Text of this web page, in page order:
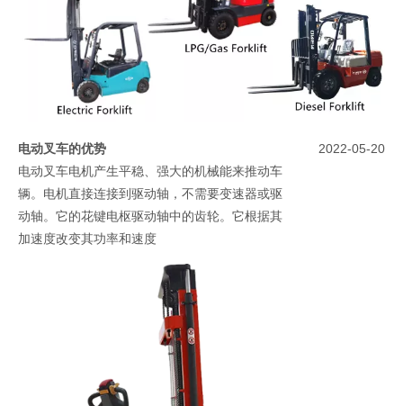
电动叉车的优势
电动叉车电机产生平稳、强大的机械能来推动车
辆。电机直接连接到驱动轴，不需要变速器或驱
动轴。它的花键电枢驱动轴中的齿轮。它根据其
加速度改变其功率和速度
2022-05-20